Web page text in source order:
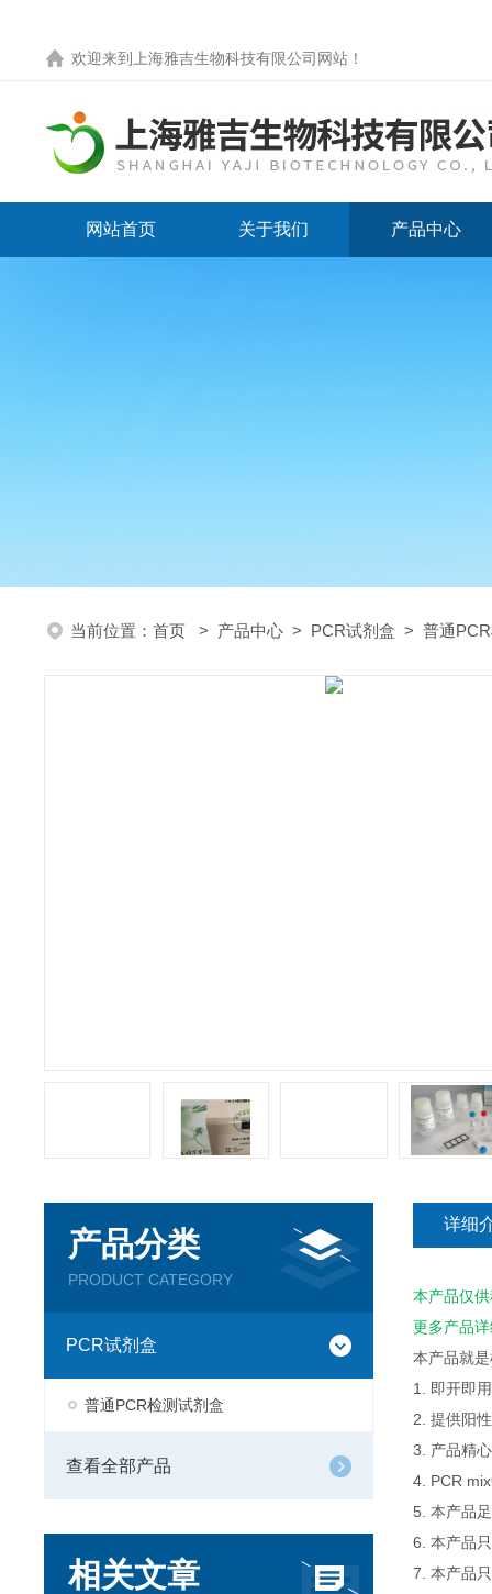
欢迎来到 上海雅吉生物科技有限公司网站 ！
网站首页 关于我们 产品中心
当前位置： 首页 > 产品中心 > PCR试剂盒 > 普通
产品分类
PRODUCT CATEGORY
PCR试剂盒
普通PCR检测试剂盒
查看全部产品
相关文章
详细
本产品仅
更多产品
本产品就
1. 即开即
2. 提供阳
3. 产品精
4. PCR
5. 本产品
6. 本产品
7. 本产品